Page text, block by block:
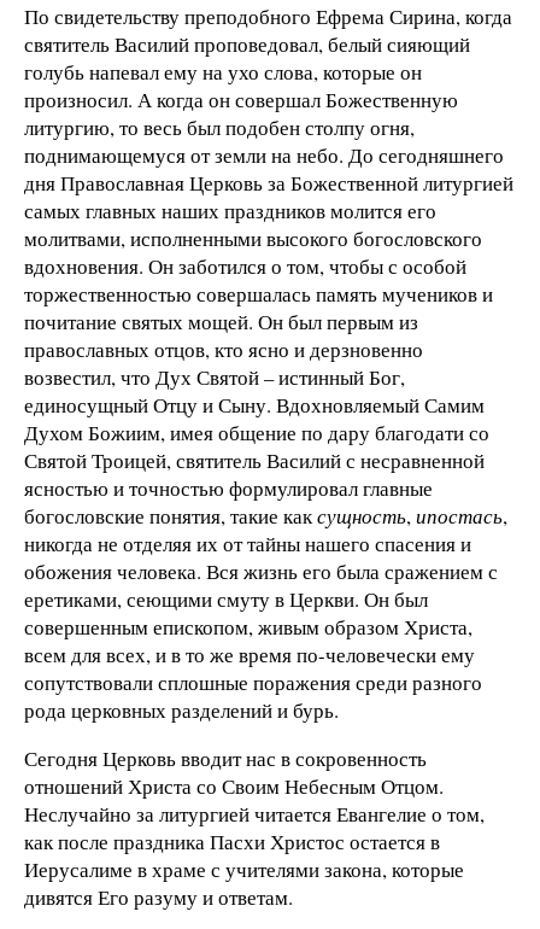
По свидетельству преподобного Ефрема Сирина, когда
святитель Василий проповедовал, белый сияющий
голубь напевал ему на ухо слова, которые он
произносил. А когда он совершал Божественную
литургию, то весь был подобен столпу огня,
поднимающемуся от земли на небо. До сегодняшнего
дня Православная Церковь за Божественной литургией
самых главных наших праздников молится его
молитвами, исполненными высокого богословского
вдохновения. Он заботился о том, чтобы с особой
торжественностью совершалась память мучеников и
почитание святых мощей. Он был первым из
православных отцов, кто ясно и дерзновенно
возвестил, что Дух Святой – истинный Бог,
единосущный Отцу и Сыну. Вдохновляемый Самим
Духом Божиим, имея общение по дару благодати со
Святой Троицей, святитель Василий с несравненной
ясностью и точностью формулировал главные
богословские понятия, такие каксущность,ипостась,
никогда не отделяя их от тайны нашего спасения и
обожения человека. Вся жизнь его была сражением с
еретиками, сеющими смуту в Церкви. Он был
совершенным епископом, живым образом Христа,
всем для всех, и в то же время по-человечески ему
сопутствовали сплошные поражения среди разного
рода церковных разделений и бурь.
Сегодня Церковь вводит нас в сокровенность
отношений Христа со Своим Небесным Отцом.
Неслучайно за литургией читается Евангелие о том,
как после праздника Пасхи Христос остается в
Иерусалиме в храме с учителями закона, которые
дивятся Его разуму и ответам.